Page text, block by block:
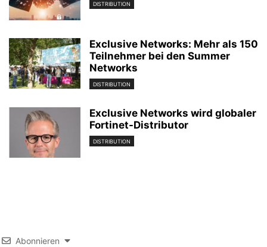
DISTRIBUTION
Exclusive Networks: Mehr als 150
Teilnehmer bei den Summer
Networks
DISTRIBUTION
Exclusive Networks wird globaler
Fortinet-Distributor
DISTRIBUTION
Abonnieren